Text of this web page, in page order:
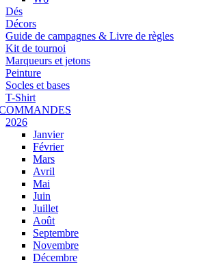
Dés
Décors
Guide de campagnes & Livre de règles
Kit de tournoi
Marqueurs et jetons
Peinture
Socles et bases
T-Shirt
2026
Janvier
Février
Mars
Avril
Mai
Juin
Juillet
Août
Septembre
Novembre
Décembre